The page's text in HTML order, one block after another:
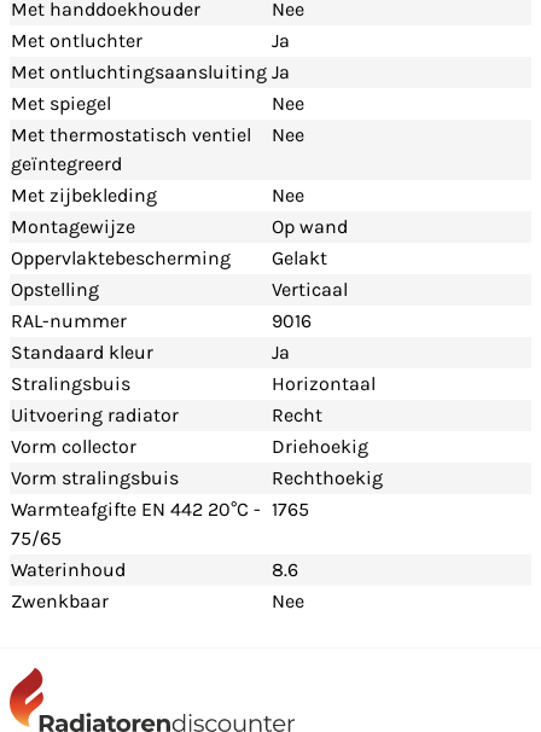
Met handdoekhouder
Nee
Met ontluchter
Ja
Met ontluchtingsaansluiting Ja
Met spiegel
Nee
Met thermostatisch ventiel
geïntegreerd
Nee
Met zijbekleding
Nee
Montagewijze
Op wand
Oppervlaktebescherming
Gelakt
Opstelling
Verticaal
RAL-nummer
9016
Standaard kleur
Ja
Stralingsbuis
Horizontaal
Uitvoering radiator
Recht
Vorm collector
Driehoekig
Vorm stralingsbuis
Rechthoekig
Warmteafgifte EN 442 20°C -
75/65
1765
Waterinhoud
8.6
Zwenkbaar
Nee